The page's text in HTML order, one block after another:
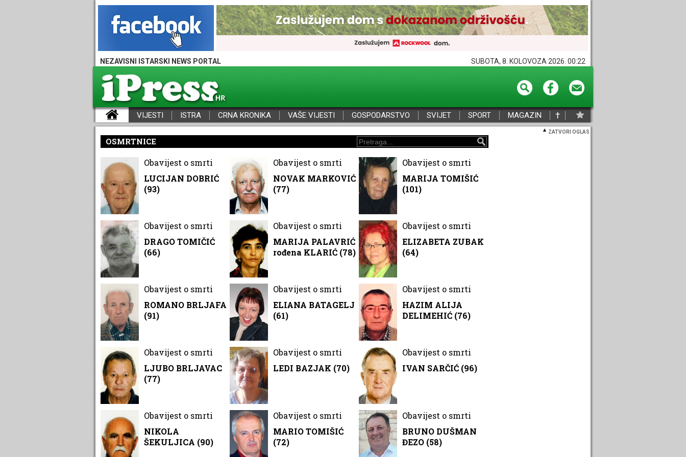
NEZAVISNI ISTARSKI NEWS PORTAL SUBOTA, 8. KOLOVOZA 2026. 00:22
VIJESTI ISTRA CRNA KRONIKA VAŠE VIJESTI GOSPODARSTVO SVIJET SPORT MAGAZIN †
ZATVORI OGLAS
OSMRTNICE
Obavijest o smrti
LUCIJAN DOBRIĆ
(93)
Obavijest o smrti
NOVAK MARKOVIĆ
(77)
Obavijest o smrti
MARIJA TOMIŠIĆ
(101)
Obavijest o smrti
DRAGO TOMIČIĆ
(66)
Obavijest o smrti
MARIJA PALAVRIĆ
rođena KLARIĆ (78)
Obavijest o smrti
ELIZABETA ZUBAK
(64)
Obavijest o smrti
ROMANO BRLJAFA
(91)
Obavijest o smrti
ELIANA BATAGELJ
(61)
Obavijest o smrti
HAZIM ALIJA
DELIMEHIĆ (76)
Obavijest o smrti
LJUBO BRLJAVAC
(77)
Obavijest o smrti
LEDI BAZJAK (70)
Obavijest o smrti
IVAN SARČIĆ (96)
Obavijest o smrti
NIKOLA
ŠEKULJICA (90)
Obavijest o smrti
MARIO TOMIŠIĆ
(72)
Obavijest o smrti
BRUNO DUŠMAN
ĐEZO (58)